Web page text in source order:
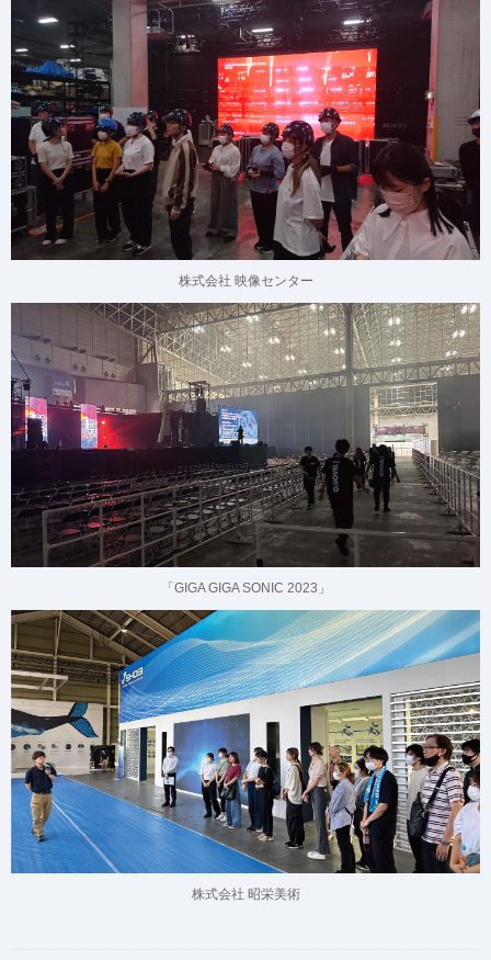
株式会社 映像センター
「GIGA GIGA SONIC 2023」
株式会社 昭栄美術